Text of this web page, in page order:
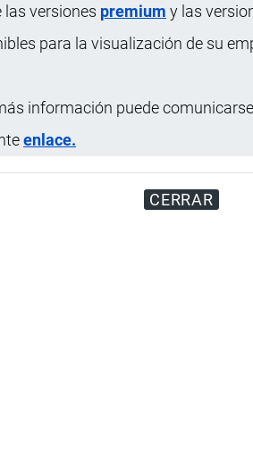
las versiones premium y las
para la visualización de su
información puede
enlace.
CERRAR